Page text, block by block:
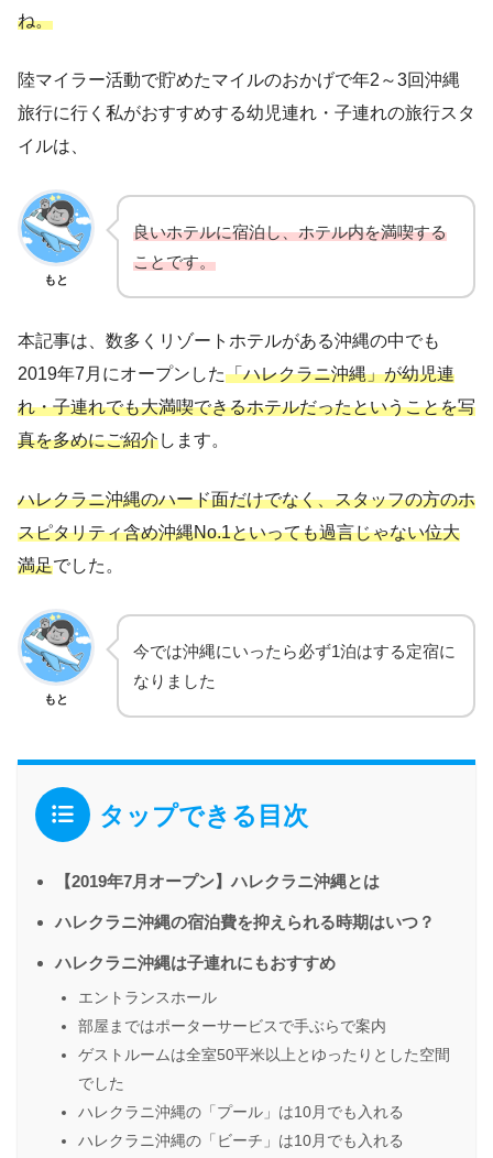
ね。
陸マイラー活動で貯めたマイルのおかげで年2～3回沖縄
旅行に行く私がおすすめする幼児連れ・子連れの旅行スタ
イルは、
もと
良いホテルに宿泊し、ホテル内を満喫する
ことです。
本記事は、数多くリゾートホテルがある沖縄の中でも
2019年7月にオープンした「ハレクラニ沖縄」が幼児連
れ・子連れでも大満喫できるホテルだったということを写
真を多めにご紹介します。
ハレクラニ沖縄のハード面だけでなく、スタッフの方のホ
スピタリティ含め沖縄No.1といっても過言じゃない位大
満足でした。
もと
今では沖縄にいったら必ず1泊はする定宿に
なりました
タップできる目次
【2019年7月オープン】ハレクラニ沖縄とは
ハレクラニ沖縄の宿泊費を抑えられる時期はいつ？
ハレクラニ沖縄は子連れにもおすすめ
エントランスホール
部屋まではポーターサービスで手ぶらで案内
ゲストルームは全室50平米以上とゆったりとした空間
でした
ハレクラニ沖縄の「プール」は10月でも入れる
ハレクラニ沖縄の「ビーチ」は10月でも入れる